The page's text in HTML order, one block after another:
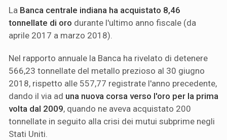
La Banca centrale indiana ha acquistato 8,46
tonnellate di oro durante l'ultimo anno fiscale (da
aprile 2017 a marzo 2018).
Nel rapporto annuale la Banca ha rivelato di detenere
566,23 tonnellate del metallo prezioso al 30 giugno
2018, rispetto alle 557,77 registrate l'anno precedente,
dando il via ad una nuova corsa verso l'oro per la prima
volta dal 2009, quando ne aveva acquistato 200
tonnellate in seguito alla crisi dei mutui subprime negli
Stati Uniti.